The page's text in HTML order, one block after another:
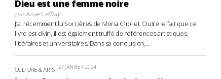
Dieu est une femme noire
parAnaë Leffray
J’ai récemment lu Sorcières de Mona Chollet. Outre le fait que ce
livre est divin, il est également truffé de références artistiques,
littéraires et universitaires. Dans sa conclusion,...
CULTURE & ARTS 27 JANVIER 2024